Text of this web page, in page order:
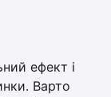
ефект і
Варто